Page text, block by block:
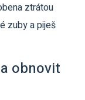
ztrátou
zuby a piješ
obnovit